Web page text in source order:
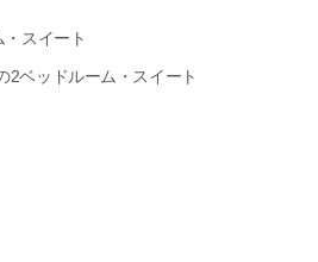
スイート
2ベッドルーム・スイート